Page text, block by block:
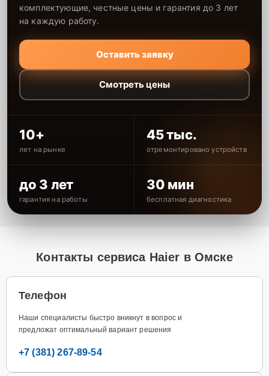
комплектующие, честные цены и гарантия до 3 лет
на каждую работу.
Оставить заявку
Смотреть цены
10+
лет на рынке
45 тыс.
отремонтировано устройств
до 3 лет
гарантия на работы
30 мин
бесплатная диагностика
Контакты сервиса Haier в Омске
Телефон
Наши специалисты быстро вникнут в вопрос и
предложат оптимальный вариант решения
+7 (381) 267-89-54